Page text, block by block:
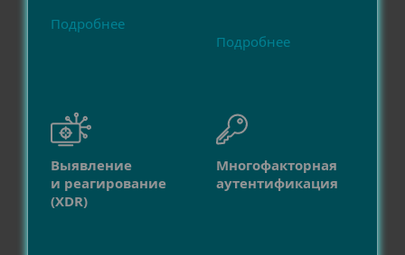
Подробнее
Подробнее
Выявление
и реагирование
(XDR)
Многофакторная
аутентификация